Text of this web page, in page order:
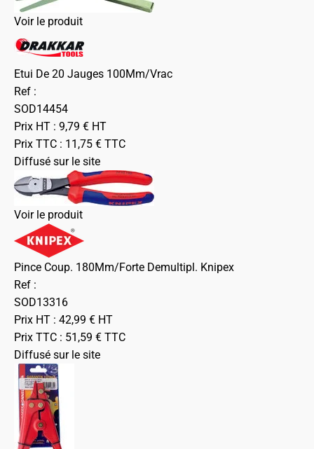
Voir le produit
Etui De 20 Jauges 100Mm/Vrac
Ref :
SOD14454
Prix HT : 9,79 € HT
Prix TTC : 11,75 € TTC
Diffusé sur le site
Voir le produit
Pince Coup. 180Mm/Forte Demultipl. Knipex
Ref :
SOD13316
Prix HT : 42,99 € HT
Prix TTC : 51,59 € TTC
Diffusé sur le site